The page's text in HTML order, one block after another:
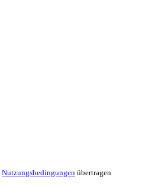
Nutzungsbedingungen übertragen